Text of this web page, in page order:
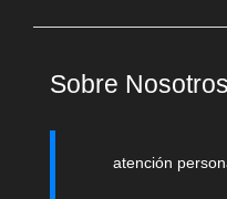
Sobre Nosotros
atención